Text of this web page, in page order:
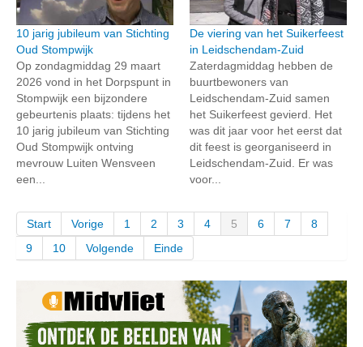
10 jarig jubileum van Stichting
Oud Stompwijk
Op zondagmiddag 29 maart
2026 vond in het Dorpspunt in
Stompwijk een bijzondere
gebeurtenis plaats: tijdens het
10 jarig jubileum van Stichting
Oud Stompwijk ontving
mevrouw Luiten Wensveen
een...
De viering van het Suikerfeest
in Leidschendam-Zuid
Zaterdagmiddag hebben de
buurtbewoners van
Leidschendam-Zuid samen
het Suikerfeest gevierd. Het
was dit jaar voor het eerst dat
dit feest is georganiseerd in
Leidschendam-Zuid. Er was
voor...
Start Vorige 1 2 3 4 5 6 7
8
9
10 Volgende Einde